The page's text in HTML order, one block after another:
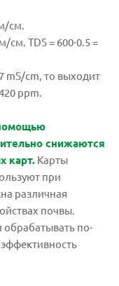
см.
TDS = 600·0.5 =
mS/cm, то выходит
ppm.
снижаются
карт. Карты
при
различная
почвы.
обрабатывать по-